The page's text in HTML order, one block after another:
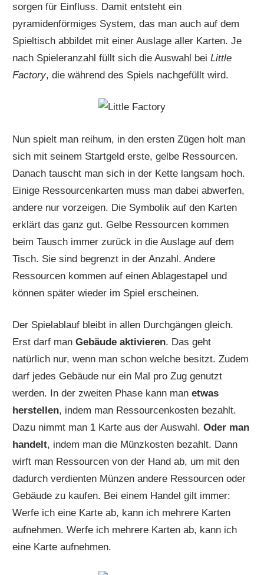
sorgen für Einfluss. Damit entsteht ein
pyramidenförmiges System, das man auch auf dem
Spieltisch abbildet mit einer Auslage aller Karten. Je
nach Spieleranzahl füllt sich die Auswahl beiLittle
Factory, die während des Spiels nachgefüllt wird.
Nun spielt man reihum, in den ersten Zügen holt man
sich mit seinem Startgeld erste, gelbe Ressourcen.
Danach tauscht man sich in der Kette langsam hoch.
Einige Ressourcenkarten muss man dabei abwerfen,
andere nur vorzeigen. Die Symbolik auf den Karten
erklärt das ganz gut. Gelbe Ressourcen kommen
beim Tausch immer zurück in die Auslage auf dem
Tisch. Sie sind begrenzt in der Anzahl. Andere
Ressourcen kommen auf einen Ablagestapel und
können später wieder im Spiel erscheinen.
Der Spielablauf bleibt in allen Durchgängen gleich.
Erst darf manGebäude aktivieren. Das geht
natürlich nur, wenn man schon welche besitzt. Zudem
darf jedes Gebäude nur ein Mal pro Zug genutzt
werden. In der zweiten Phase kann manetwas
herstellen, indem man Ressourcenkosten bezahlt.
Dazu nimmt man 1 Karte aus der Auswahl.Oder man
handelt, indem man die Münzkosten bezahlt. Dann
wirft man Ressourcen von der Hand ab, um mit den
dadurch verdienten Münzen andere Ressourcen oder
Gebäude zu kaufen. Bei einem Handel gilt immer:
Werfe ich eine Karte ab, kann ich mehrere Karten
aufnehmen. Werfe ich mehrere Karten ab, kann ich
eine Karte aufnehmen.